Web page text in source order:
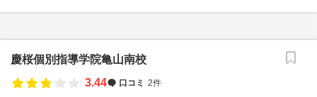
慶桜個別指導学院亀山南校
3.44
口コミ 2件